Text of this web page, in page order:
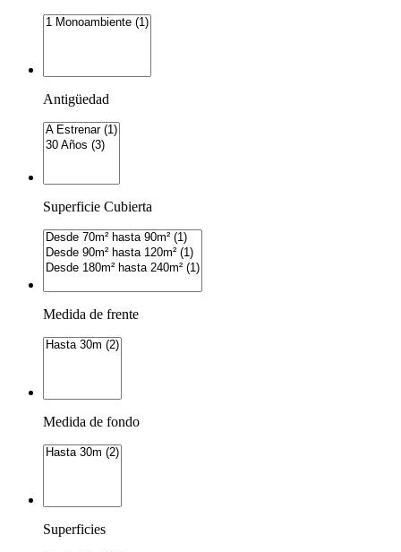
Antigüedad
Superficie Cubierta
Medida de frente
Medida de fondo
Superficies